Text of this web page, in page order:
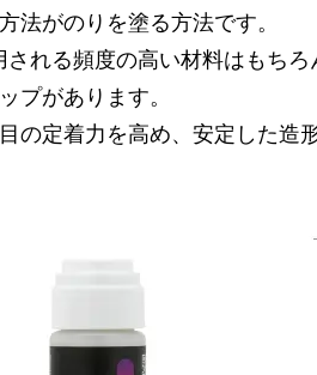
法がのりを塗る方法です。
れる頻度の高い材料はもちろ
プがあります。
定着力を高め、安定した造